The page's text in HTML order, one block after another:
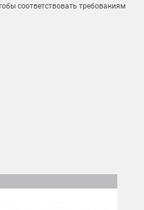
соответствовать требованиям